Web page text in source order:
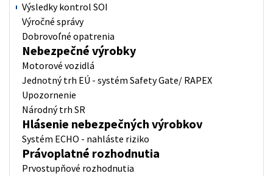
Výsledky kontrol SOI
Výročné správy
Dobrovoľné opatrenia
Nebezpečné výrobky
Motorové vozidlá
Jednotný trh EÚ - systém Safety Gate/ RAPEX
Upozornenie
Národný trh SR
Hlásenie nebezpečných výrobkov
Systém ECHO - nahláste riziko
Právoplatné rozhodnutia
Prvostupňové rozhodnutia